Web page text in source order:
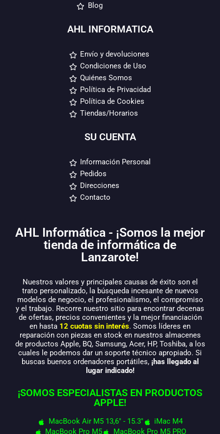
Blog
AHL INFORMATICA
Envío y devoluciones
Condiciones de Uso
Quiénes Somos
Política de Privacidad
Política de Cookies
Tiendas/Horarios
SU CUENTA
Información Personal
Pedidos
Direcciones
Contacto
AHL Informática - ¡Somos la mejor
tienda de informática de
Lanzarote!
Nuestros valores y principales causas de éxito son el
trato personalizado, la búsqueda incesante de nuevos
modelos de negocio, el profesionalismo, el compromiso
y el trabajo. Recorre nuestro sitio para encontrar decenas
de ofertas, precios convenientes y la mejor financiación
en hasta 12 cuotas sin interés. Somos líderes en
reparación con piezas en stock en nuestros almacenes
de productos Apple, BQ, Samsung, Acer, HP, Toshiba, a los
cuales le podemos dar un soporte técnico apropiado. Si
buscas buenos ordenadores portátiles, ¡has llegado al
lugar indicado!
¡SOMOS ESPECIALISTAS EN PRODUCTOS
APPLE!
MacBook Air M5 13,6" - 15.3"
iMac M4
MacBook Pro M5
MacBook Pro M5 PRO